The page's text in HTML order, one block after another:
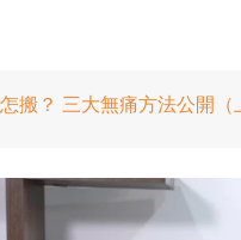
搬？ 三大無痛方法公開（